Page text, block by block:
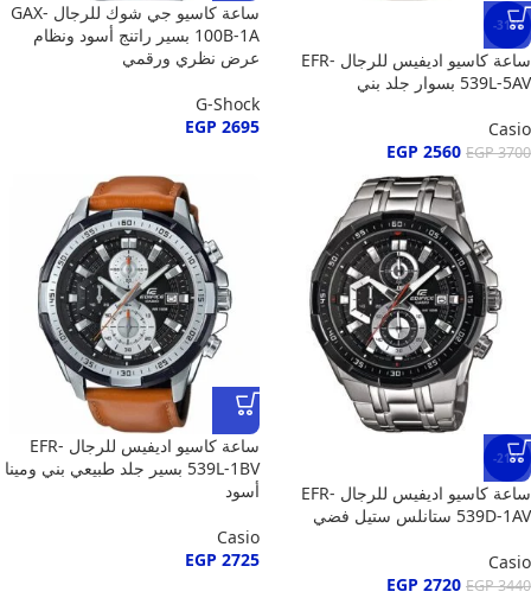
-31%
ساعة كاسيو اديفيس للرجال EFR-
539L-5AV بسوار جلد بني
Casio
EGP3700
EGP 2560
ساعة كاسيو جي شوك للرجال GAX-
100B-1A بسير راتنج أسود ونظام
عرض نظري ورقمي
G-Shock
EGP 2695
-21%
ساعة كاسيو اديفيس للرجال EFR-
539D-1AV ستانلس ستيل فضي
Casio
EGP3440
EGP 2720
ساعة كاسيو اديفيس للرجال EFR-
539L-1BV بسير جلد طبيعي بني ومينا
أسود
Casio
EGP 2725